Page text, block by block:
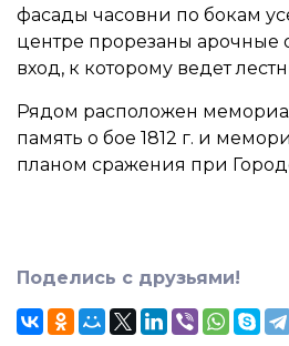
фасады часовни по бокам
центре прорезаны
вход, к которому ведет
Рядом расположен
память о бое 1812 г. и
планом сражения при
Поделись с друзьями!